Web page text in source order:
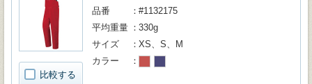
比較する
品番
#1132175
平均重量
330g
サイズ
XS、S、M
カラー